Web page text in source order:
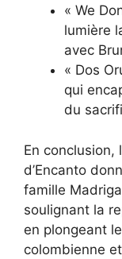
« We
lumière
avec
« Dos
qui
du
En conclusion,
d’Encanto
famille
soulignant la
en plongeant
colombienne